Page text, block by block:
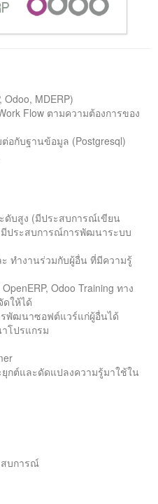
MDERP)
Flow ตามความต้องการของ
อกับฐานข้อมูล (Postgresql)
ดับสูง (มีประสบการณ์เขียน
ประสบการณ์การพัฒนาระบบ
ทำงานร่วมกับผู้อื่น ที่มีความรู้
Odoo Training ทาง
ดให้ได้
รพัฒนาซอฟต์แวร์แก่ผู้อื่นได้
โปรแกรม
กต์และดัดแปลงความรู้มาใช้ใน
สบการณ์